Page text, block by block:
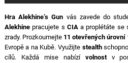
Hra Alekhine’s Gun vás zavede do
Alekhinepracujete s CIAa proplétáte se
zrady. Prozkoumejte 11 otevřených úrovní
Evropě a na Kubě. Využijte stealth
cílů. Každá mise nabízí volnostv